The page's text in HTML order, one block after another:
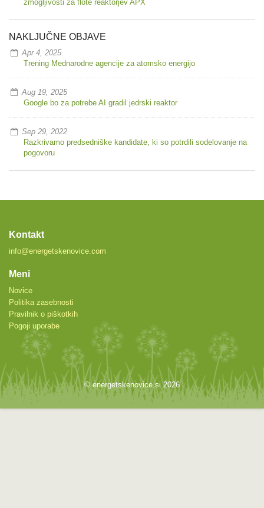
zmogljivosti za flote reaktorjev APX
NAKLJUČNE OBJAVE
Apr 4, 2025
Trening Mednarodne agencije za atomsko energijo
Aug 19, 2025
Google bo za potrebe AI gradil jedrski reaktor
Sep 29, 2022
Razkrivamo predsedniške kandidate, ki so potrdili sodelovanje na
pogovoru
Kontakt
info@energetskenovice.com
Meni
Novice
Politika zasebnosti
Pravilnik o piškotkih
Pogoji uporabe
© energetskenovice.si 2026